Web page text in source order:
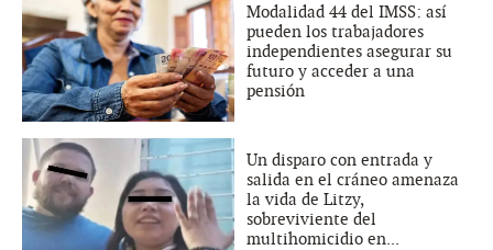
Modalidad 44 del IMSS: así
pueden los trabajadores
independientes asegurar su
futuro y acceder a una
pensión
Un disparo con entrada y
salida en el cráneo amenaza
la vida de Litzy,
sobreviviente del
multihomicidio en...